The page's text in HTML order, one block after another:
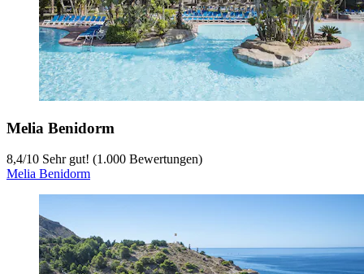
Melia Benidorm
8,4/10 Sehr gut! (1.000 Bewertungen)
Melia Benidorm